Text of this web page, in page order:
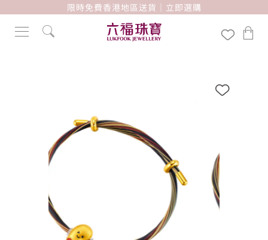
限時免費香港地區送貨｜立即選購